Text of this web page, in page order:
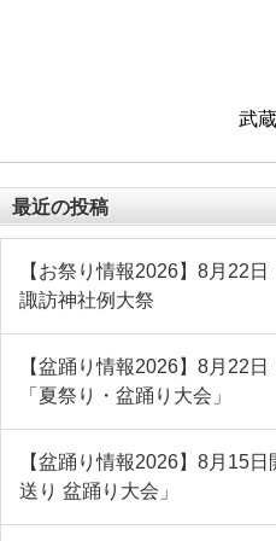
武
最近の投稿
【お祭り情報2026】8月22
諏訪神社例大祭
【盆踊り情報2026】8月22
「夏祭り・盆踊り大会」
【盆踊り情報2026】8月15
送り 盆踊り大会」